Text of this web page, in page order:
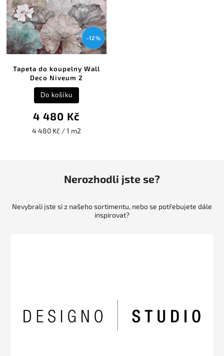
–12 %
Tapeta do koupelny Wall
Deco Niveum 2
4 480 Kč
4 480 Kč / 1 m2
Do košíku
Nerozhodli jste se?
Nevybrali jste si z našeho sortimentu, nebo se potřebujete dále
inspirovat?